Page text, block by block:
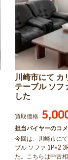
川崎市にて カ
テーブル ソフ
した
買取価格
担当バイヤーのコ
今回は、川崎市に
ブル ソファ 1P×2
た。こちらは中古